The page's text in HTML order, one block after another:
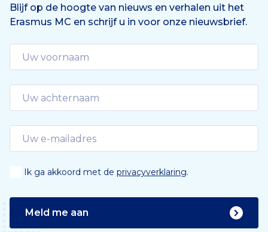
Blijf op de hoogte van nieuws en verhalen uit het
Erasmus MC en schrijf u in voor onze nieuwsbrief.
Ik ga akkoord met de privacyverklaring.
Meld me aan